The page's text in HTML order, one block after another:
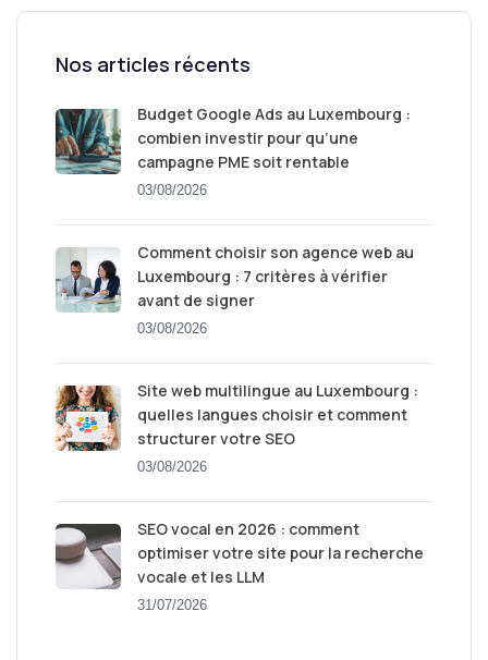
Nos articles récents
Budget Google Ads au Luxembourg :
combien investir pour qu’une
campagne PME soit rentable
03/08/2026
Comment choisir son agence web au
Luxembourg : 7 critères à vérifier
avant de signer
03/08/2026
Site web multilingue au Luxembourg :
quelles langues choisir et comment
structurer votre SEO
03/08/2026
SEO vocal en 2026 : comment
optimiser votre site pour la recherche
vocale et les LLM
31/07/2026